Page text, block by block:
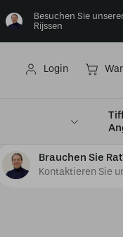
Besuchen Sie
Rijssen
Login
Brauchen Sie
Kontaktieren Sie